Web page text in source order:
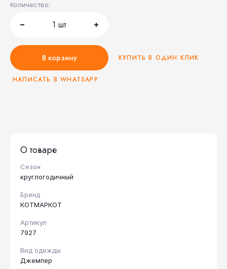
Количество:
1 шт
В корзину КУПИТЬ В ОДИН КЛИК
НАПИСАТЬ В WHATSAPP
О товаре
Сезон
круглогодичный
Бренд
КОТМАРКОТ
Артикул
7927
Вид одежды
Джемпер